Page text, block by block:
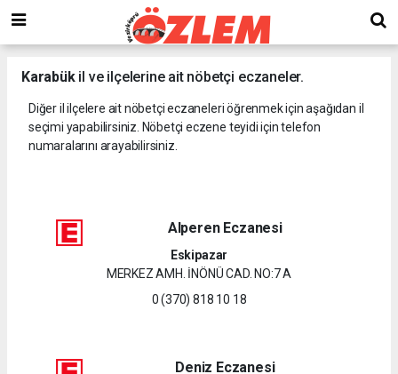
Karabükil ve ilçelerine ait nöbetçi eczaneler.
Diğer il ilçelere ait nöbetçi eczaneleri öğrenmek için aşağıdan il
seçimi yapabilirsiniz. Nöbetçi eczene teyidi için telefon
numaralarını arayabilirsiniz.
Alperen Eczanesi
Eskipazar
MERKEZ AMH. İNÖNÜ CAD. NO:7 A
0 (370) 818 10 18
Deniz Eczanesi